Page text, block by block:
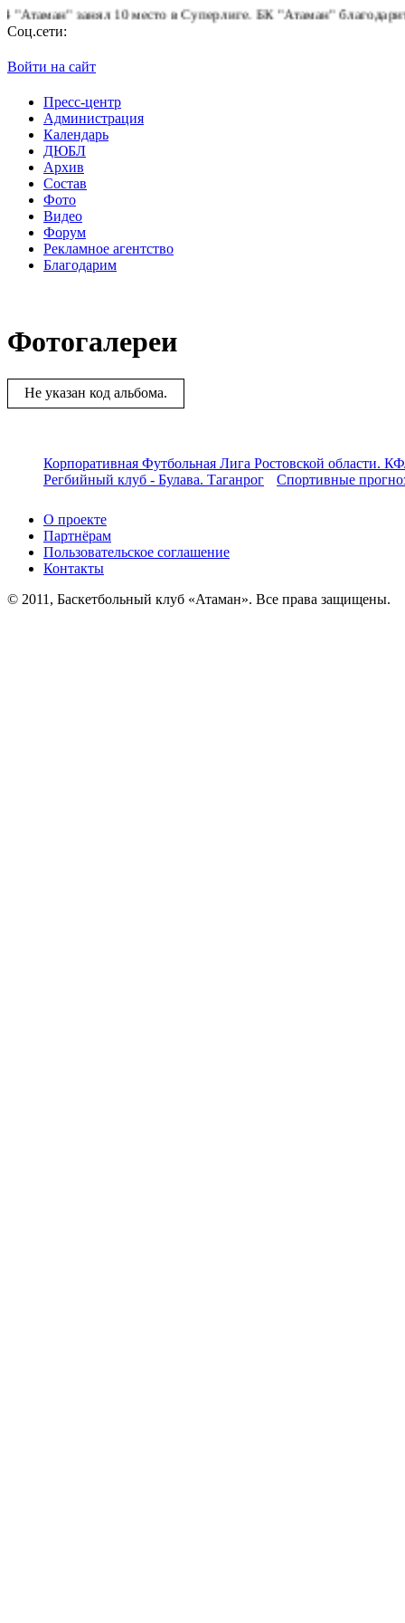
занял 10 место в Суперлиге.БК "Атаман" благодарит
Соц.сети:
Войти на сайт
Пресс-центр
Администрация
Календарь
ДЮБЛ
Архив
Состав
Фото
Видео
Форум
Рекламное агентство
Благодарим
Фотогалереи
Не указан код альбома.
Корпоративная Футбольная Лига Ростовской области.
Регбийный клуб - Булава. Таганрог
Спортивные
О проекте
Партнёрам
Пользовательское соглашение
Контакты
© 2011, Баскетбольный клуб «Атаман». Все права защищены.